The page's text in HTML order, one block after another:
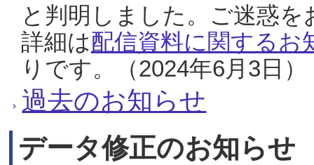
と判明しました。ご迷惑
詳細は配信資料に関するお
りです。（2024年6月3日）
過去のお知らせ
データ修正のお知らせ